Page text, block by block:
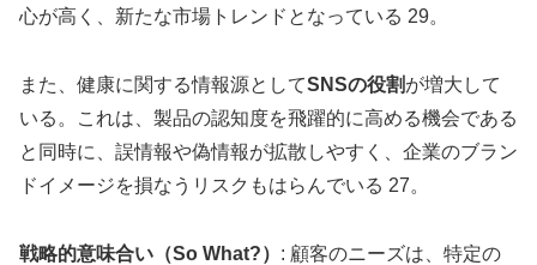
心が高く、新たな市場トレンドとなっている 29。
また、健康に関する情報源としてSNSの役割が増大して
いる。これは、製品の認知度を飛躍的に高める機会である
と同時に、誤情報や偽情報が拡散しやすく、企業のブラン
ドイメージを損なうリスクもはらんでいる 27。
戦略的意味合い（So What?） : 顧客のニーズは、特定の